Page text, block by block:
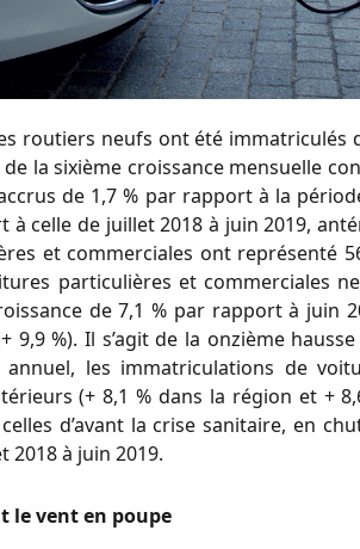
routiers neufs ont été immatriculés
de la sixième croissance mensuelle
de 1,7 % par rapport à la
celle de juillet 2018 à juin 2019,
et commerciales ont représenté
particulières et commerciales
de 7,1 % par rapport à juin
9,9 %). Il s’agit de la onzième
les immatriculations de
(+ 8,1 % dans la région et +
d’avant la crise sanitaire, en
à juin 2019.
le vent en poupe